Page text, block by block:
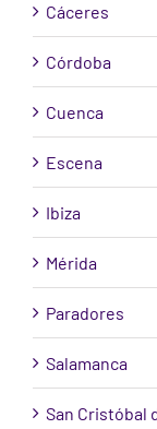
Cáceres
Córdoba
Cuenca
Escena
Ibiza
Mérida
Paradores
Salamanca
San Cristóbal